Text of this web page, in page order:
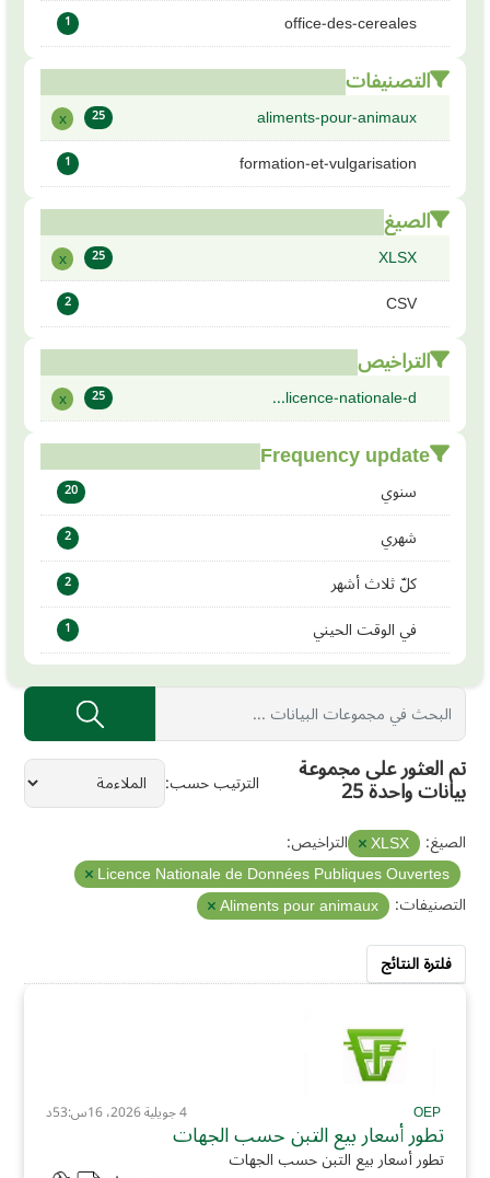
office-des-cereales
1
التصنيفات
aliments-pour-animaux
25
x
formation-et-vulgarisation
1
الصيغ
XLSX
25
x
CSV
2
التراخيص
licence-nationale-d...
25
x
Frequency update
سنوي 20
شهري 2
كلّ ثلاث أشهر 2
في الوقت الحيني 1
الترتيب حسب تم العثور على مجموعة
بيانات واحدة 25
الصيغ: XLSX
التراخيص:
Licence Nationale de Données Publiques Ouvertes
التصنيفات: Aliments pour animaux
فلترة النتائج
OEP 4 جويلية 2026، 16س:53د
تطور أسعار بيع التبن حسب الجهات
تطور أسعار بيع التبن حسب الجهات